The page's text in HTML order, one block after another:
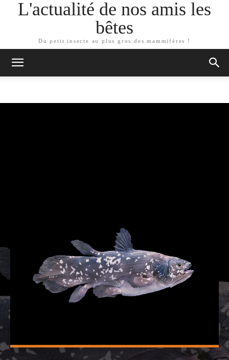
L'actualité de nos amis les
bêtes
Du petit insecte au plus gros des mammifères !